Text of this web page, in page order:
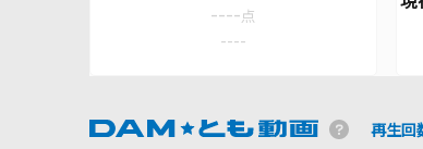
---- 点
----
再生回